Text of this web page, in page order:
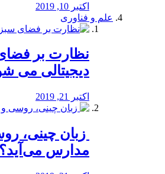
اکتبر 10, 2019
علم و فناوری
نظارت بر
دیجیتالی می
اکتبر 21, 2019
زبان چینی،
مدارس می‌آید؟